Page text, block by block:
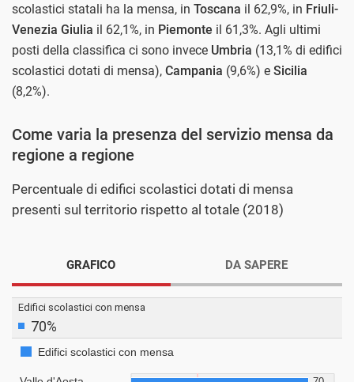
scolastici statali ha la mensa, in Toscana il 62,9%, in Friuli-
Venezia Giulia il 62,1%, in Piemonte il 61,3%. Agli ultimi
posti della classifica ci sono invece Umbria (13,1% di edifici
scolastici dotati di mensa), Campania (9,6%) e Sicilia
(8,2%).
Come varia la presenza del servizio mensa da
regione a regione
Percentuale di edifici scolastici dotati di mensa
presenti sul territorio rispetto al totale (2018)
GRAFICO DA SAPERE